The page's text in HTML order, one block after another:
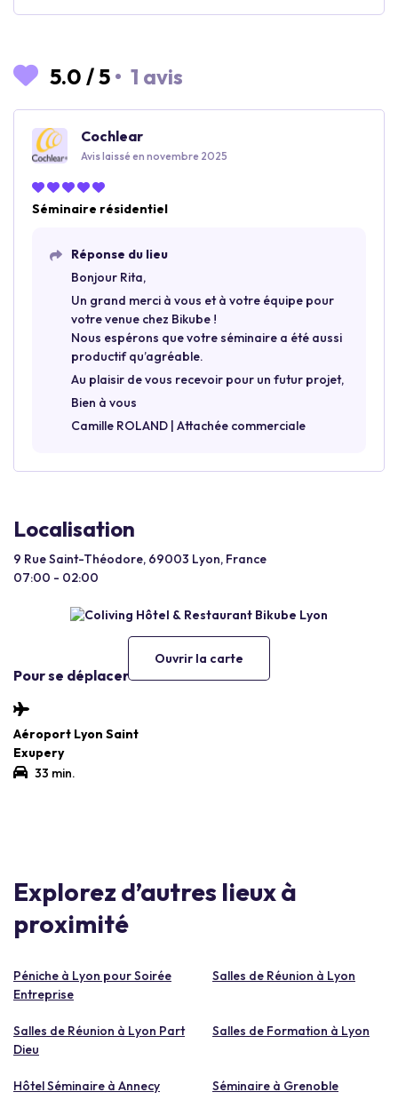
5.0 /5 • 1 avis
Cochlear
Avis laissé en novembre 2025
Séminaire résidentiel
Réponse du lieu
Bonjour Rita,
Un grand merci à vous et à votre équipe pour
votre venue chez Bikube !
Nous espérons que votre séminaire a été aussi
productif qu’agréable.
Au plaisir de vous recevoir pour un futur projet,
Bien à vous
Camille ROLAND | Attachée commerciale
Localisation
9 Rue Saint-Théodore, 69003 Lyon, France
07:00 - 02:00
Ouvrir la carte
Pour se déplacer
Aéroport Lyon Saint
Exupery
33 min.
Explorez d’autres lieux à
proximité
Péniche à Lyon pour Soirée
Entreprise
Salles de Réunion à Lyon
Salles de Réunion à Lyon Part
Dieu
Salles de Formation à Lyon
Hôtel Séminaire à Annecy Séminaire à Grenoble